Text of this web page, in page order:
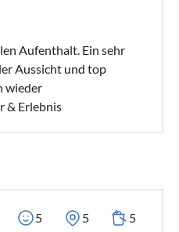
Aufenthalt. Ein sehr
Aussicht und top
wieder
& Erlebnis
5 5 5